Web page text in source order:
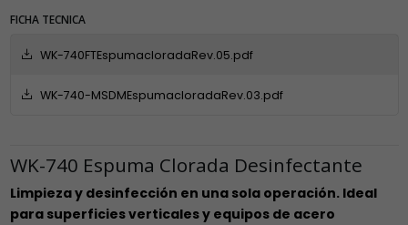
FICHA TECNICA
WK-740FTEspumacloradaRev.05.pdf
WK-740-MSDMEspumacloradaRev.03.pdf
WK-740 Espuma Clorada Desinfectante
Limpieza y desinfección en una sola operación. Ideal
para superficies verticales y equipos de acero